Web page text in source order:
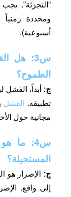
“التجزئة”.
ومحددة
أسبوعية).
س3: هل
الطموح؟
ج: أبداً،
تطبيقه.
الفشل
مجانية حول
س4: ما
المستحيلة؟
ج: الإصرار هو
إلى واقع.